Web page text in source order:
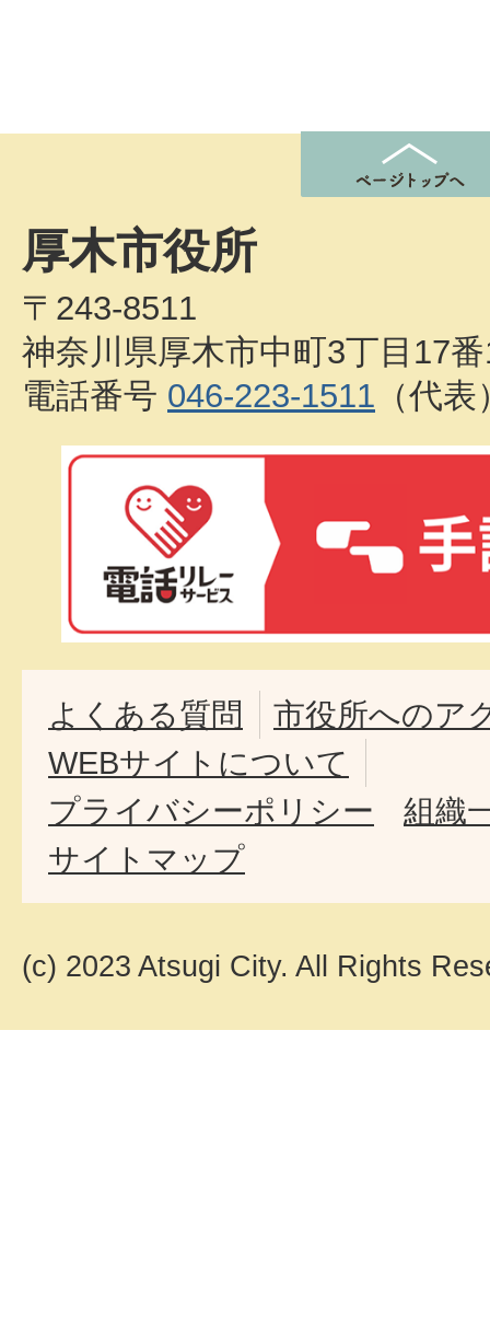
厚木市役所
〒243-8511
神奈川県厚木市中町3丁目17
電話番号 046-223-1511 （代表
よくある質問
市役所へのア
WEBサイトについて
プライバシーポリシー
組織
サイトマップ
(c) 2023 Atsugi City. All Rights